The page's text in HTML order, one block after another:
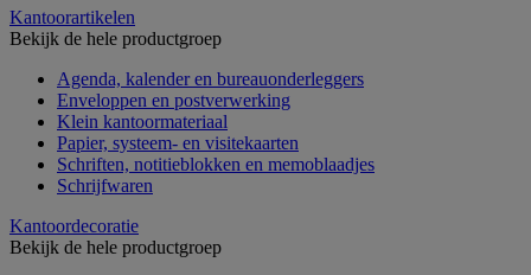
Kantoorartikelen
Bekijk de hele productgroep
Agenda, kalender en bureauonderleggers
Enveloppen en postverwerking
Klein kantoormateriaal
Papier, systeem- en visitekaarten
Schriften, notitieblokken en memoblaadjes
Schrijfwaren
Kantoordecoratie
Bekijk de hele productgroep